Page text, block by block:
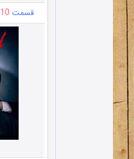
قسمت 10 (زیرنویس)